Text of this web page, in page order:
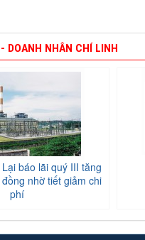
DOANH NHÂN CHÍ LINH
báo lãi quý III tăng
nhờ tiết giảm chi
phí